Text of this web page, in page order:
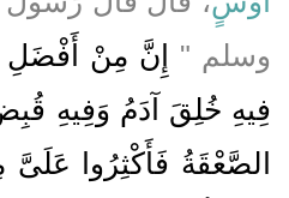
وسلم ‏"‏
إِنَّ مِنْ أَفْضَلِ
فِيهِ خُلِقَ آدَمُ وَفِيهِ
الصَّعْقَةُ فَأَكْثِرُوا